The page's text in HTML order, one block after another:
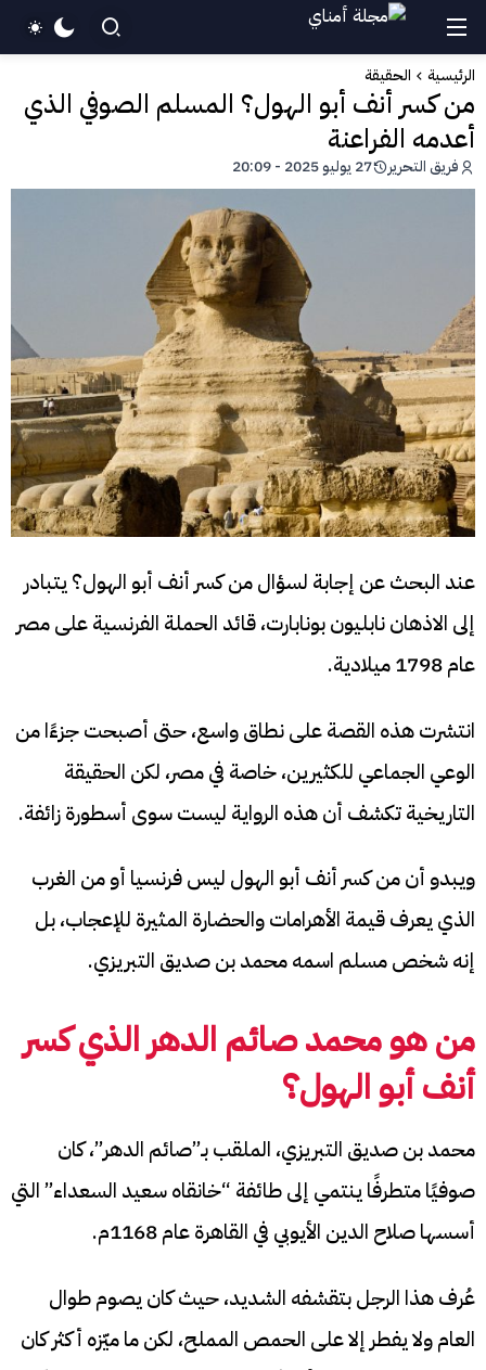
الرئيسية الحقيقة
من كسر أنف أبو الهول؟ المسلم الصوفي الذي
أعدمه الفراعنة
فريق التحرير 27 يوليو 2025 - 20:09
عند البحث عن إجابة لسؤال من كسر أنف أبو الهول؟ يتبادر
إلى الاذهان نابليون بونابارت، قائد الحملة الفرنسية على مصر
عام 1798 ميلادية.
انتشرت هذه القصة على نطاق واسع، حتى أصبحت جزءًا من
الوعي الجماعي للكثيرين، خاصة في مصر، لكن الحقيقة
التاريخية تكشف أن هذه الرواية ليست سوى أسطورة زائفة.
ويبدو أن من كسر أنف أبو الهول ليس فرنسيا أو من الغرب
الذي يعرف قيمة الأهرامات والحضارة المثيرة للإعجاب، بل
إنه شخص مسلم اسمه محمد بن صديق التبريزي.
من هو محمد صائم الدهر الذي كسر
أنف أبو الهول؟
محمد بن صديق التبريزي، الملقب بـ”صائم الدهر”، كان
صوفيًا متطرفًا ينتمي إلى طائفة “خانقاه سعيد السعداء” التي
أسسها صلاح الدين الأيوبي في القاهرة عام 1168م.
عُرف هذا الرجل بتقشفه الشديد، حيث كان يصوم طوال
العام ولا يفطر إلا على الحمص المملح، لكن ما ميّزه أكثر كان